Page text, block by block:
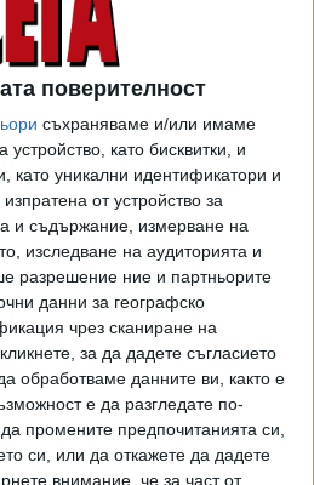
поверителност
съхраняваме и/или имаме
като бисквитки, и
като уникални идентификатори и
от устройство за
и съдържание, измерване на
изследване на аудиторията и
разрешение ние и партньорите
данни за географско
чрез сканиране на
за да дадете съгласието
обработваме данните ви, както е
е да разгледате по-
промените предпочитанията си,
си, или да откажете да дадете
внимание, че за част от
си, че за него е голяма чест
съм, че стъпих в Северна
той и добави, че се чувства
Ким Че Ун поздрави Тръмп, че
линия, което нарече "смел
"означава, че искаме да сложим
Ким премина линията и
и тогава президентът
в Белия дом.